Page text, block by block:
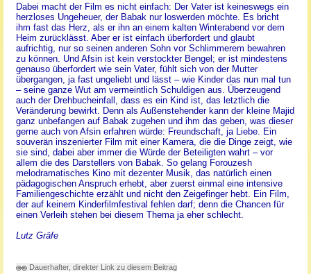
Dabei macht der Film es nicht einfach: Der Vater ist keineswegs ein
herzloses Ungeheuer, der Babak nur loswerden möchte. Es bricht
ihm fast das Herz, als er ihn an einem kalten Winterabend vor dem
Heim zurücklässt. Aber er ist einfach überfordert und glaubt
aufrichtig, nur so seinen anderen Sohn vor Schlimmerem bewahren
zu können. Und Afsin ist kein verstockter Bengel; er ist mindestens
genauso überfordert wie sein Vater, fühlt sich von der Mutter
übergangen, ja fast ungeliebt und lässt – wie Kinder das nun mal tun
– seine ganze Wut am vermeintlich Schuldigen aus. Überzeugend
auch der Drehbucheinfall, dass es ein Kind ist, das letztlich die
Veränderung bewirkt. Denn als Außenstehender kann der kleine Majid
ganz unbefangen auf Babak zugehen und ihm das geben, was dieser
gerne auch von Afsin erfahren würde: Freundschaft, ja Liebe. Ein
souverän inszenierter Film mit einer Kamera, die die Dinge zeigt, wie
sie sind, dabei aber immer die Würde der Beteiligten wahrt – vor
allem die des Darstellers von Babak. So gelang Forouzesh
melodramatisches Kino mit dezenter Musik, das natürlich einen
pädagogischen Anspruch erhebt, aber zuerst einmal eine intensive
Familiengeschichte erzählt und nicht den Zeigefinger hebt. Ein Film,
der auf keinem Kinderfilmfestival fehlen darf; denn die Chancen für
einen Verleih stehen bei diesem Thema ja eher schlecht.
Lutz Gräfe
Dauerhafter, direkter Link zu diesem Beitrag